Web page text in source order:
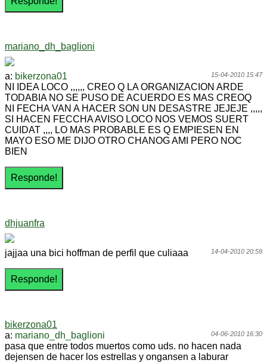
mariano_dh_baglioni
15-04-2010 15:47
a: bikerzona01
NI IDEA LOCO ,,,,,, CREO Q LA ORGANIZACION ARDE
TODABIA NO SE PUSO DE ACUERDO ES MAS CREOQ
NI FECHA VAN A HACER SON UN DESASTRE JEJEJE ,,,,,
SI HACEN FECCHA AVISO LOCO NOS VEMOS SUERT
CUIDAT ,,,, LO MAS PROBABLE ES Q EMPIESEN EN
MAYO ESO ME DIJO OTRO CHANOG AMI PERO NOC
BIEN
dhjuanfra
14-04-2010 20:59
jajjaa una bici hoffman de perfil que culiaaa
bikerzona01
04-06-2010 16:30
a: mariano_dh_baglioni
pasa que entre todos muertos como uds. no hacen nada
dejensen de hacer los estrellas y ongansen a laburar